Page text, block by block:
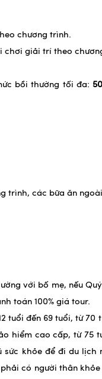
chương trình.
chơi giải trí theo
bồi thường tối đa:
trình, các bữa ăn
với bố mẹ, nếu
toán 100% giá tour.
tuổi đến 69 tuổi, từ 70
hiểm cao cấp, từ 75
sức khỏe để đi du lịch
có người thân